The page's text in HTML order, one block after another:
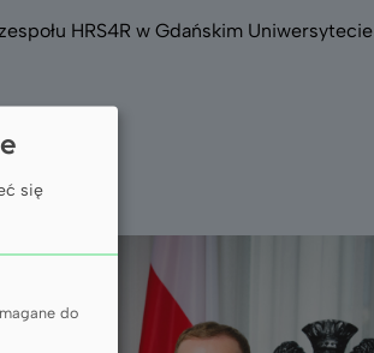
HRS4R w Gdańskim Uniwersytecie
się
do